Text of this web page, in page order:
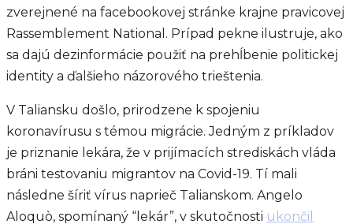
zverejnené na facebookovej stránke krajne pravicovej
Rassemblement National. Prípad pekne ilustruje, ako
sa dajú dezinformácie použiť na prehĺbenie politickej
identity a ďalšieho názorového trieštenia.
V Taliansku došlo, prirodzene k spojeniu
koronavírusu s témou migrácie. Jedným z príkladov
je priznanie lekára, že v prijímacích strediskách vláda
bráni testovaniu migrantov na Covid-19. Tí mali
následne šíriť vírus naprieč Talianskom. Angelo
Aloquò, spomínaný “lekár”, v skutočnosti ukončil